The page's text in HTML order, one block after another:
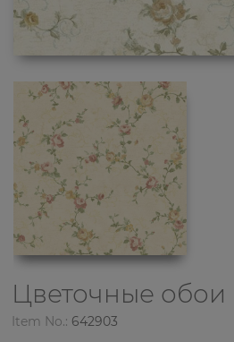
Цветочные обои
Item No.: 642903